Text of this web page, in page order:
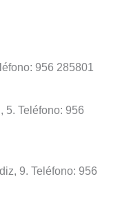
956 285801
5. Teléfono: 956
9. Teléfono: 956